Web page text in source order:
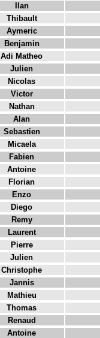
Ilan
Thibault
Aymeric
Benjamin
Adi Matheo
Julien
Nicolas
Victor
Nathan
Alan
Sebastien
Micaela
Fabien
Antoine
Florian
Enzo
Diego
Remy
Laurent
Pierre
Julien
Christophe
Jannis
Mathieu
Thomas
Renaud
Antoine